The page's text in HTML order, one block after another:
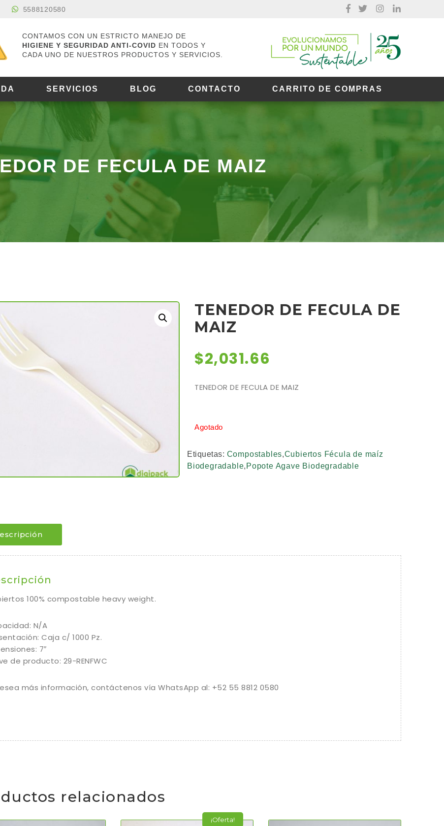
5588120580
CONTAMOS CON UN ESTRICTO MANEJO DE
HIGIENE Y SEGURIDAD ANTI-COVID EN TODOS Y
CADA UNO DE NUESTROS PRODUCTOS Y SERVICIOS.
SERVICIOS BLOG CONTACTO CARRITO DE COMPRAS
DE FECULA DE MAIZ
TENEDOR DE FECULA DE
MAIZ
$2,031.66
TENEDOR DE FECULA DE MAIZ
Agotado
Etiquetas: Compostables,Cubiertos Fécula de maíz
Biodegradable, Popote Agave Biodegradable
100% compostable heavy weight.
N/A
Caja c/ 1000 Pz.
7″
de producto: 29-RENFWC
más información, contáctenos vía WhatsApp al: +52 55 8812 0580
relacionados
¡Oferta!